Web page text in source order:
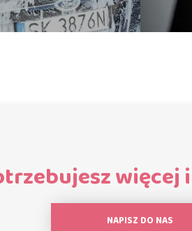
więcej
NAPISZ DO NAS